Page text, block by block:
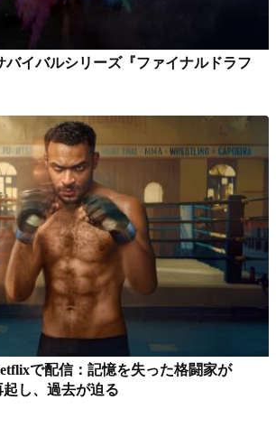
バイバルシリーズ『ファイナルドラフ
で配信：記憶を失った格闘家が
し、過去が迫る